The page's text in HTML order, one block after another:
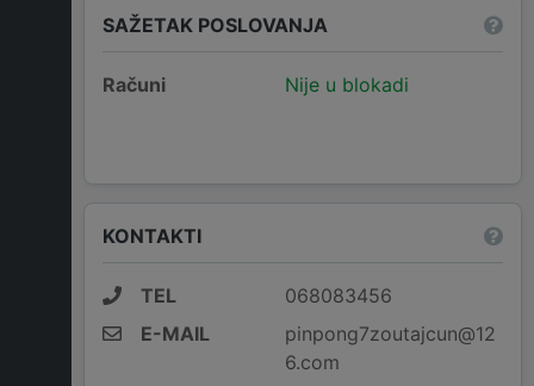
SAŽETAK POSLOVANJA
Računi Nije u blokadi
KONTAKTI
TEL
068083456
E-MAIL
pinpong7zoutajcun@12
6.com